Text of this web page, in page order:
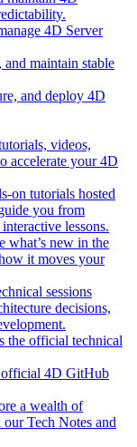
4D Server
maintain stable
and deploy 4D
videos,
accelerate your 4D
on tutorials hosted
you from
lessons.
what’s new in the
it moves your
sessions
decisions,
the official technical
4D GitHub
a wealth of
Tech Notes and